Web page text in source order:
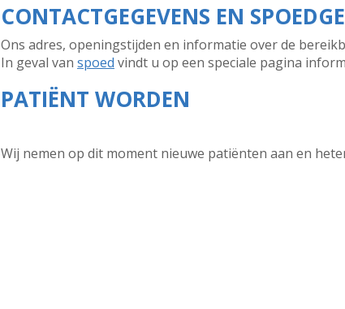
CONTACTGEGEVENS EN
Ons adres, openingstijden en informatie over de
In geval van spoed vindt u op een speciale pagina
PATIËNT WORDEN
Wij nemen op dit moment nieuwe patiënten aan en